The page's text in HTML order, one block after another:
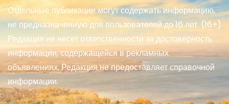
Отдельные публикации могут содержать информацию,
не предназначенную для пользователей до 16 лет. (16+)
Редакция не несет ответственности за достоверность
информации, содержащейся в рекламных
объявлениях. Редакция не предоставляет справочной
информации.